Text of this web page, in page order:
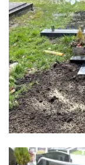
Foto
album